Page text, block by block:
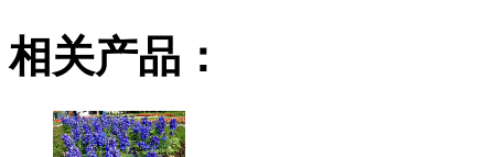
相关产品：